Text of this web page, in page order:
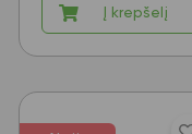
Į krepšelį